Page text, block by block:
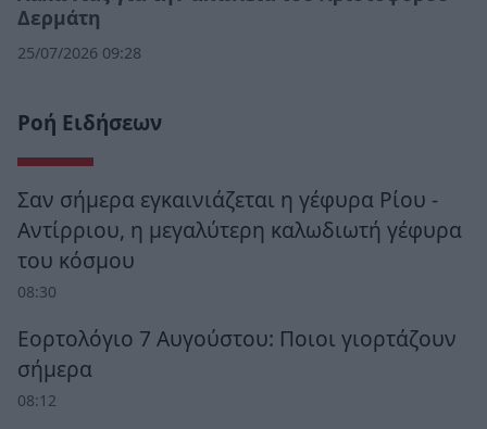
Δερμάτη
25/07/2026 09:28
Ροή Ειδήσεων
Σαν σήμερα εγκαινιάζεται η γέφυρα Ρίου -
Αντίρριου, η μεγαλύτερη καλωδιωτή γέφυρα
του κόσμου
08:30
Εορτολόγιο 7 Αυγούστου: Ποιοι γιορτάζουν
σήμερα
08:12